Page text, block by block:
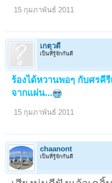
15 กุมภาพันธ์ 2011
เกตุวดี
เป็นที่รู้จักกันดี
ร้องได้หวานพอๆ กับศรคีรี
จากแผ่น...
15 กุมภาพันธ์ 2011
chaanont
เป็นที่รู้จักกันดี